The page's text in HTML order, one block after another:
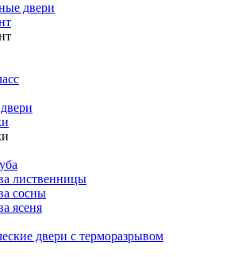
двери
лиственницы
сосны
ясеня
двери с терморазрывом